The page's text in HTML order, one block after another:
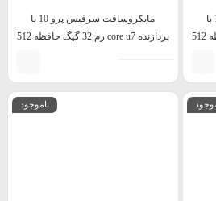
مایکروسافت سرفیس پرو 10 با
پردازنده core u7 رم 16 گیگ حافظه 512
مایکروسافت سرفیس پرو 10 با
پردازنده core u7 رم 32 گیگ حافظه 512
ناموجود